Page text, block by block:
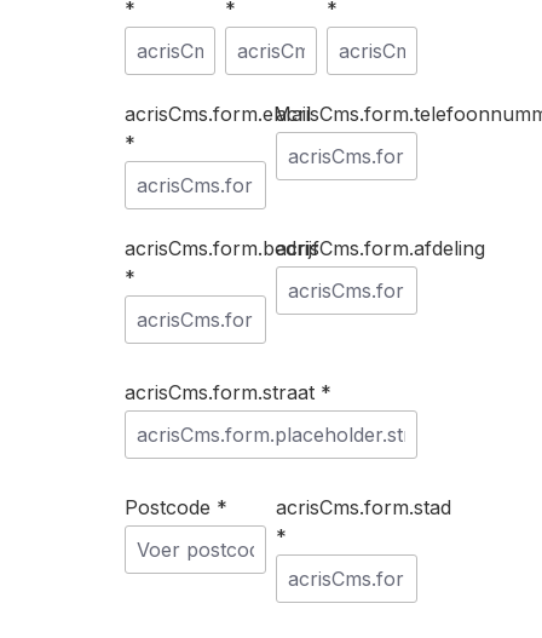
* * *
acrisCms.form.eMail
*
acrisCms.form.bedrijf
*
acrisCms.form.afdeling
acrisCms.form.straat *
Postcode *
acrisCms.form.stad
*